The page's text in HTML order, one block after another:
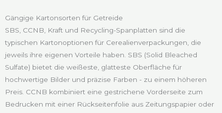
Gängige Kartonsorten für Getreide
SBS, CCNB, Kraft und Recycling-Spanplatten sind die
typischen Kartonoptionen für Cerealienverpackungen, die
jeweils ihre eigenen Vorteile haben. SBS (Solid Bleached
Sulfate) bietet die weißeste, glatteste Oberfläche für
hochwertige Bilder und präzise Farben - zu einem höheren
Preis. CCNB kombiniert eine gestrichene Vorderseite zum
Bedrucken mit einer Rückseitenfolie aus Zeitungspapier oder